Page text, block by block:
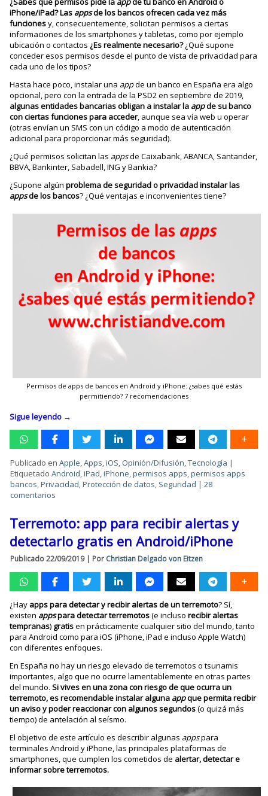
iPhone/iPad? Las appsde los bancos ofrecen cada vez más
funcionesy, consecuentemente, solicitan permisos a ciertas
informaciones de los smartphones y tabletas, como por ejemplo
ubicación o contactos ¿Es realmente necesario?¿Qué supone
conceder esos permisos desde el punto de vista de privacidad para
cada uno de los tipos?
Hasta hace poco, instalar una appde un banco en España era algo
opcional, pero con la entrada de la PSD2 en septiembre de 2019,
algunas entidades bancarias obligan a instalar la appde su banco
con ciertas funciones para acceder, aunque sea vía web u operar
(otras envían un SMS con un código a modo de autenticación
adicional para proporcionar más seguridad).
¿Qué permisos solicitan las appsde Caixabank, ABANCA, Santander,
BBVA, Bankinter, Sabadell, ING y Bankia?
¿Supone algúnproblema de seguridad o privacidad instalar las
appsde los bancos? ¿Qué ventajas e inconvenientes tiene?
Permisos de apps de bancos en Android y iPhone: ¿sabes qué estás
permitiendo? 7 recomendaciones
Sigue leyendo →
Publicado en Apple,Apps,iOS, Opinión/Difusión,Tecnología |
Etiquetado Android,iPad,iPhone,permisos apps,permisos apps
bancos,Privacidad,Protección de datos, Seguridad |28
comentarios
Terremoto: app para recibir alertas y
detectarlo gratis en Android/iPhone
Publicado 22/09/2019| Por Christian Delgado von Eitzen
¿Hay apps para detectar y recibir alertas de un terremoto? Sí,
existen appspara detectar terremotos(e inclusorecibir alertas
tempranas) gratisen prácticamente cualquier sitio del mundo, tanto
para Android como para iOS (iPhone, iPad e incluso Apple Watch)
con diferentes enfoques.
En España no hay un riesgo elevado de terremotos o tsunamis
importantes, algo que no ocurre lamentablemente en otras partes
del mundo.Si vives en una zona con riesgo de que ocurra un
terremoto, es recomendable instalar alguna appque permita recibir
un aviso y poder reaccionar con algunos segundos(o quizá más
tiempo) de antelación al seísmo.
El objetivo de este artículo es describir algunas appspara
terminales Android y iPhone, las principales plataformas de
smartphones, que cumplen los cometidos de alertar, detectar e
informar sobre terremotos.